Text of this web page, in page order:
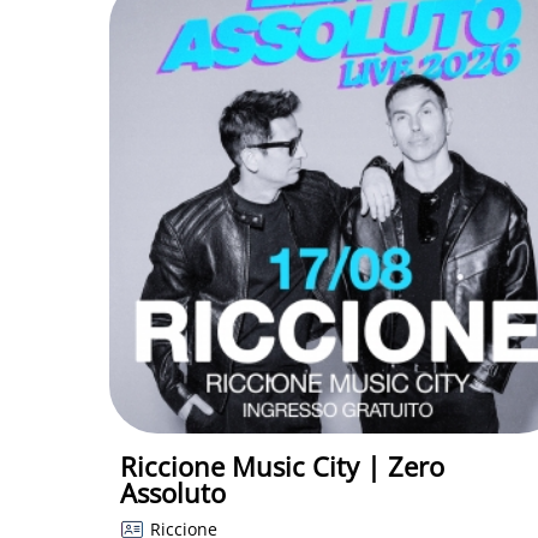
Riccione Music City | Zero
Assoluto
Riccione